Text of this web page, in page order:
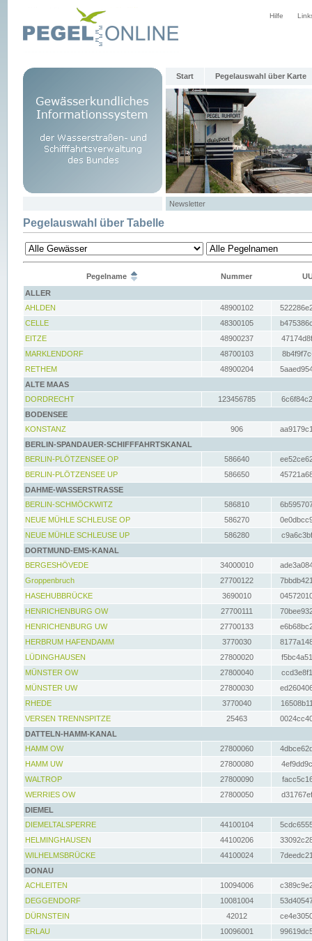
Hilfe
Start Pegelauswahl über Karte
Newsletter
Pegelauswahl über Tabelle
Pegelname Nummer
ALLER
AHLDEN
48900102
CELLE
48300105
EITZE
48900237
MARKLENDORF
48700103
RETHEM
48900204
ALTE MAAS
DORDRECHT
123456785
BODENSEE
KONSTANZ
906
BERLIN-SPANDAUER-SCHIFFFAHRTSKANAL
BERLIN-PLÖTZENSEE OP
586640
BERLIN-PLÖTZENSEE UP
586650
DAHME-WASSERSTRASSE
BERLIN-SCHMÖCKWITZ
586810
NEUE MÜHLE SCHLEUSE OP
586270
NEUE MÜHLE SCHLEUSE UP
586280
DORTMUND-EMS-KANAL
BERGESHÖVEDE
34000010
Groppenbruch
27700122
HASEHUBBRÜCKE
3690010
HENRICHENBURG OW
27700111
HENRICHENBURG UW
27700133
HERBRUM HAFENDAMM
3770030
LÜDINGHAUSEN
27800020
MÜNSTER OW
27800040
MÜNSTER UW
27800030
RHEDE
3770040
VERSEN TRENNSPITZE
25463
DATTELN-HAMM-KANAL
HAMM OW
27800060
HAMM UW
27800080
WALTROP
27800090
WERRIES OW
27800050
DIEMEL
DIEMELTALSPERRE
44100104
HELMINGHAUSEN
44100206
WILHELMSBRÜCKE
44100024
DONAU
ACHLEITEN
10094006
DEGGENDORF
10081004
DÜRNSTEIN
42012
ERLAU
10096001